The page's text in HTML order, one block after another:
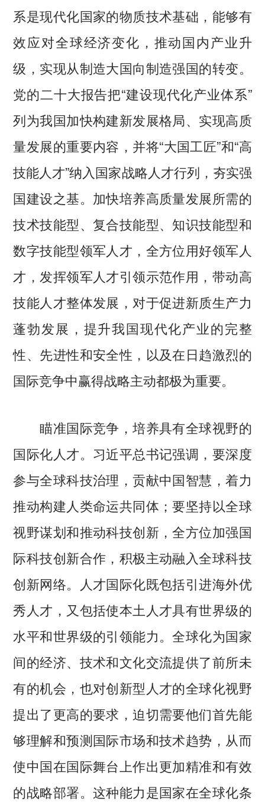
系是现代化国家的物质技术基础，能够有
效应对全球经济变化，推动国内产业升
级，实现从制造大国向制造强国的转变。
党的二十大报告把“建设现代化产业体系”
列为我国加快构建新发展格局、实现高质
量发展的重要内容，并将“大国工匠”和“高
技能人才”纳入国家战略人才行列，夯实强
国建设之基。加快培养高质量发展所需的
技术技能型、复合技能型、知识技能型和
数字技能型领军人才，全方位用好领军人
才，发挥领军人才引领示范作用，带动高
技能人才整体发展，对于促进新质生产力
蓬勃发展，提升我国现代化产业的完整
性、先进性和安全性，以及在日趋激烈的
国际竞争中赢得战略主动都极为重要。
瞄准国际竞争，培养具有全球视野的
国际化人才。习近平总书记强调，要深度
参与全球科技治理，贡献中国智慧，着力
推动构建人类命运共同体；要坚持以全球
视野谋划和推动科技创新，全方位加强国
际科技创新合作，积极主动融入全球科技
创新网络。人才国际化既包括引进海外优
秀人才，又包括使本土人才具有世界级的
水平和世界级的引领能力。全球化为国家
间的经济、技术和文化交流提供了前所未
有的机会，也对创新型人才的全球化视野
提出了更高的要求，迫切需要他们首先能
够理解和预测国际市场和技术趋势，从而
使中国在国际舞台上作出更加精准和有效
的战略部署。这种能力是国家在全球化条